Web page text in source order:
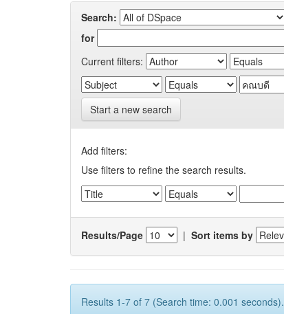
Search:
for
Current filters:
Start a new search
Add filters:
Use filters to refine the search results.
Results/Page | Sort items by
Results 1-7 of 7 (Search time: 0.001 seconds).